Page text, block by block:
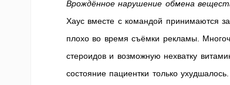
Врождённое нарушение обмена
Хаус вместе с командой принимаются
плохо во время съёмки рекламы.
стероидов и возможную нехватку
состояние пациентки только